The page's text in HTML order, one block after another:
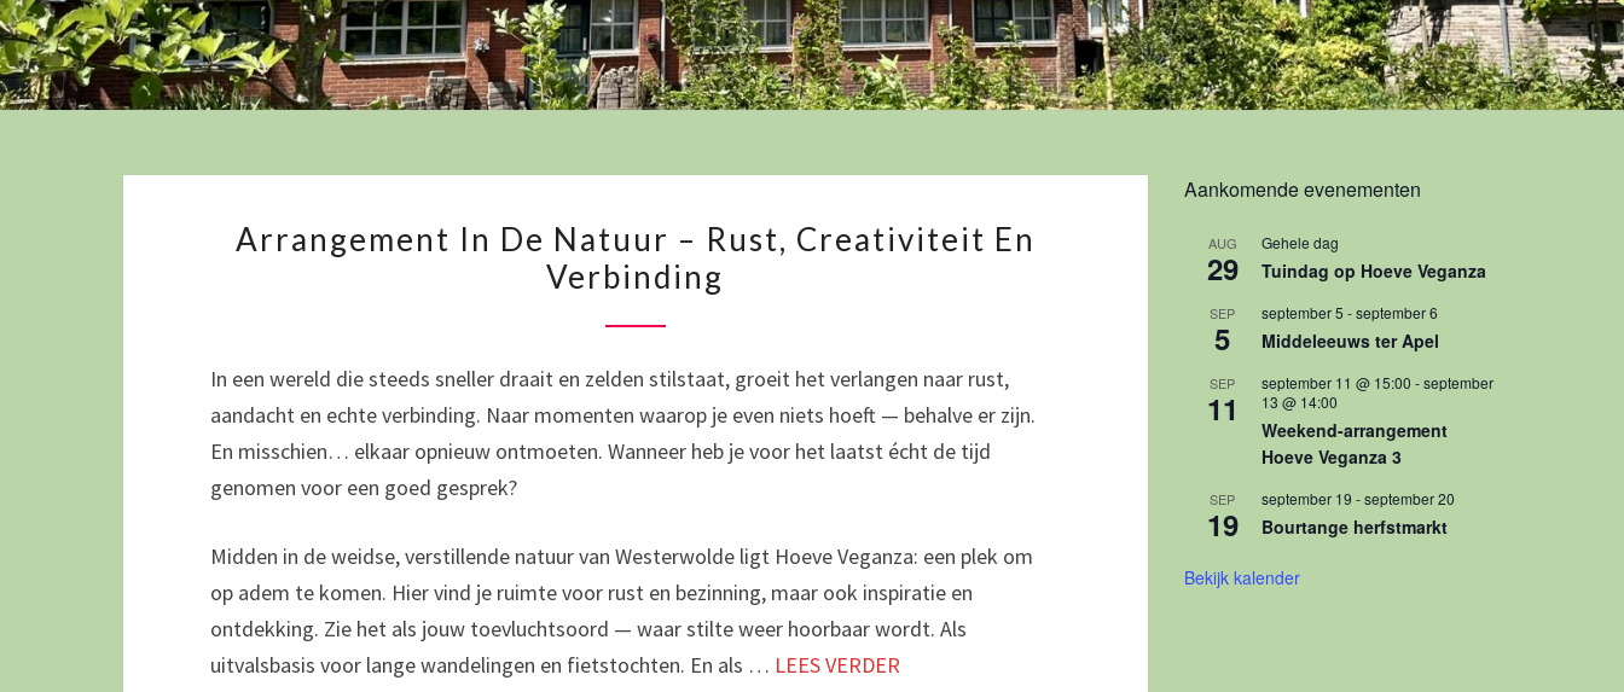
IN
DE
NATUUR
RUST,
CREATIVITEIT
EN
Arrangement In De Natuur – Rust, Creativiteit En
Verbinding
In een wereld die steeds sneller draait en zelden stilstaat, groeit het verlangen naar rust,
aandacht en echte verbinding. Naar momenten waarop je even niets hoeft — behalve er zijn.
En misschien… elkaar opnieuw ontmoeten. Wanneer heb je voor het laatst écht de tijd
genomen voor een goed gesprek?
Midden in de weidse, verstillende natuur van Westerwolde ligt Hoeve Veganza: een plek om
op adem te komen. Hier vind je ruimte voor rust en bezinning, maar ook inspiratie en
ontdekking. Zie het als jouw toevluchtsoord — waar stilte weer hoorbaar wordt. Als
uitvalsbasis voor lange wandelingen en fietstochten. En als … LEES VERDER
Aankomende evenementen
AUG
29
Gehele dag
Tuindag op Hoeve Veganza
SEP
5
september 5 -september 6
Middeleeuws ter Apel
SEP
11
september 11 @ 15:00 -september
13 @ 14:00
Weekend-arrangement
Hoeve Veganza 3
SEP
19
september 19 -september 20
Bourtange herfstmarkt
Bekijk kalender